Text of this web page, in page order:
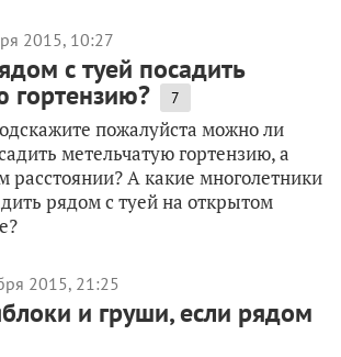
2015, 10:27
с туей посадить
гортензию? 7
пожалуйста можно ли
метельчатую гортензию, а
расстоянии? А какие многолетники
рядом с туей на открытом
2015, 21:25
и груши, если рядом